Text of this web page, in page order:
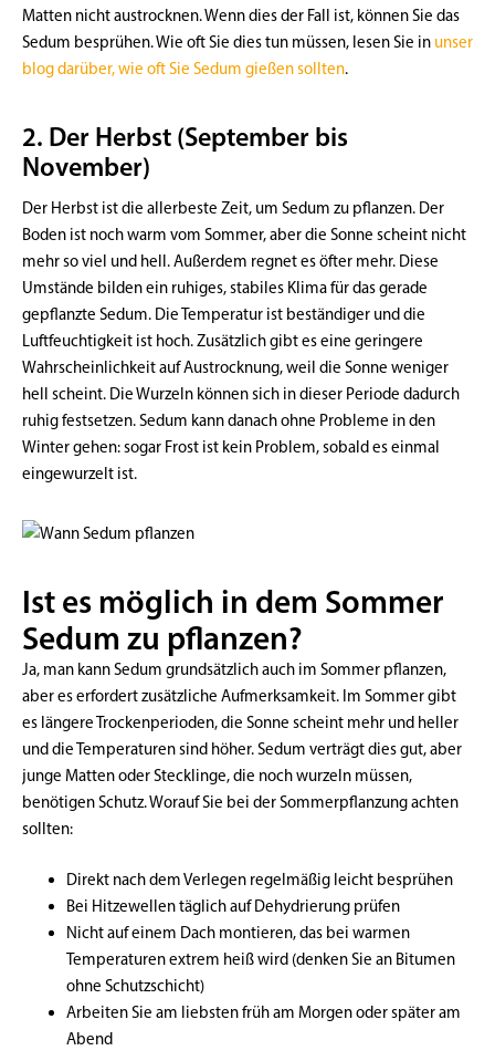
Matten nicht austrocknen. Wenn dies der Fall ist, können Sie das
Sedum besprühen. Wie oft Sie dies tun müssen, lesen Sie in unser
blog darüber, wie oft Sie Sedum gießen sollten.
2. Der Herbst (September bis
November)
Der Herbst ist die allerbeste Zeit, um Sedum zu pflanzen. Der
Boden ist noch warm vom Sommer, aber die Sonne scheint nicht
mehr so viel und hell. Außerdem regnet es öfter mehr. Diese
Umstände bilden ein ruhiges, stabiles Klima für das gerade
gepflanzte Sedum. Die Temperatur ist beständiger und die
Luftfeuchtigkeit ist hoch. Zusätzlich gibt es eine geringere
Wahrscheinlichkeit auf Austrocknung, weil die Sonne weniger
hell scheint. Die Wurzeln können sich in dieser Periode dadurch
ruhig festsetzen. Sedum kann danach ohne Probleme in den
Winter gehen: sogar Frost ist kein Problem, sobald es einmal
eingewurzelt ist.
Ist es möglich in dem Sommer
Sedum zu pflanzen?
Ja, man kann Sedum grundsätzlich auch im Sommer pflanzen,
aber es erfordert zusätzliche Aufmerksamkeit. Im Sommer gibt
es längere Trockenperioden, die Sonne scheint mehr und heller
und die Temperaturen sind höher. Sedum verträgt dies gut, aber
junge Matten oder Stecklinge, die noch wurzeln müssen,
benötigen Schutz. Worauf Sie bei der Sommerpflanzung achten
sollten:
Direkt nach dem Verlegen regelmäßig leicht besprühen
Bei Hitzewellen täglich auf Dehydrierung prüfen
Nicht auf einem Dach montieren, das bei warmen
Temperaturen extrem heiß wird (denken Sie an Bitumen
ohne Schutzschicht)
Arbeiten Sie am liebsten früh am Morgen oder später am
Abend